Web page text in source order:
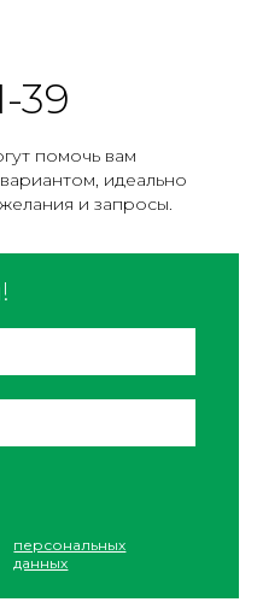
39
помочь вам
идеально
и запросы.
персональных
данных